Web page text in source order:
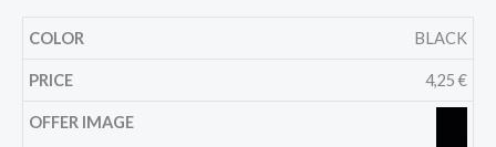
BLACK
4,25€